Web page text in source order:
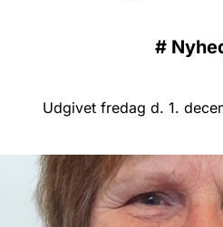
#
Udgivet fredag d. 1.